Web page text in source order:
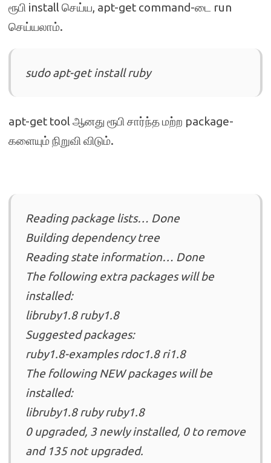
ரூபி install செய்ய, apt-get command-டை run
செய்யலாம்.
sudo apt-get install ruby
apt-get tool ஆனது ரூபி சார்ந்த மற்ற package-
களையும் நிறுவி விடும்.
Reading package lists… Done
Building dependency tree
Reading state information… Done
The following extra packages will be
installed:
libruby1.8 ruby1.8
Suggested packages:
ruby1.8-examples rdoc1.8 ri1.8
The following NEW packages will be
installed:
libruby1.8 ruby ruby1.8
0 upgraded, 3 newly installed, 0 to remove
and 135 not upgraded.